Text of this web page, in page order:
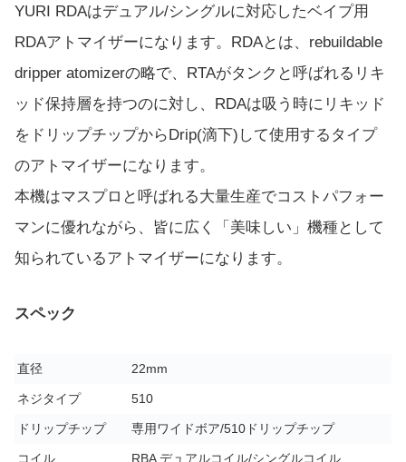
YURI RDAはデュアル/シングルに対応したベイプ用
RDAアトマイザーになります。RDAとは、rebuildable
dripper atomizerの略で、RTAがタンクと呼ばれるリキ
ッド保持層を持つのに対し、RDAは吸う時にリキッド
をドリップチップからDrip(滴下)して使用するタイプ
のアトマイザーになります。
本機はマスプロと呼ばれる大量生産でコストパフォー
マンに優れながら、皆に広く「美味しい」機種として
知られているアトマイザーになります。
スペック
直径 22mm
ネジタイプ 510
ドリップチップ 専用ワイドボア/510ドリップチップ
コイル RBA デュアルコイル/シングルコイル